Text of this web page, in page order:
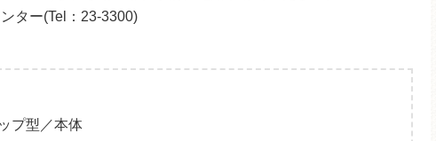
ター(Tel：23-3300)
プ型／本体